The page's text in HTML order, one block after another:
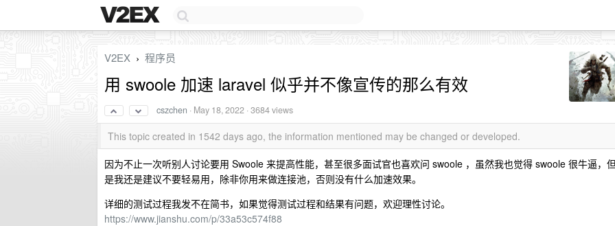
V2EX › 程序员
用 swoole 加速 laravel 似乎并不像宣传的那么有效
cszchen · May 18, 2022 · 3684 views
This topic created in 1542 days ago, the information mentioned may be changed or developed.
因为不止一次听别人讨论要用 Swoole 来提高性能，甚至很多面试官也喜欢问 swoole ，虽然我也觉得 swoole 很牛逼，但
是我还是建议不要轻易用，除非你用来做连接池，否则没有什么加速效果。
详细的测试过程我发不在简书，如果觉得测试过程和结果有问题，欢迎理性讨论。
https://www.jianshu.com/p/33a53c574f88